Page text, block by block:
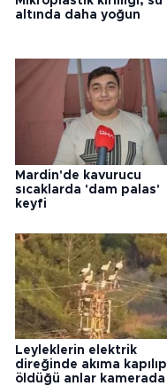
altında daha yoğun
Mardin'de kavurucu
sıcaklarda 'dam palas'
keyfi
Leyleklerin elektrik
direğinde akıma kapılıp
öldüğü anlar kamerada